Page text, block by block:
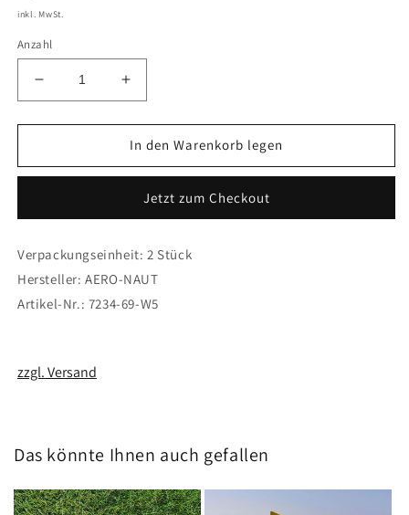
Preis
inkl. MwSt.
Anzahl
Verringere
die
Menge
Aeronaut
14x10&quot;
Carbon
(7234/69)
Erhöhe
die
Menge
für
Aeronaut
Blätter
14x10&quot;
Carbon
(7234/69)
In den Warenkorb legen
Jetzt zum Checkout
Verpackungseinheit: 2 Stück
Hersteller: AERO-NAUT
Artikel-Nr.: 7234-69-W5
zzgl. Versand
Das könnte Ihnen auch gefallen